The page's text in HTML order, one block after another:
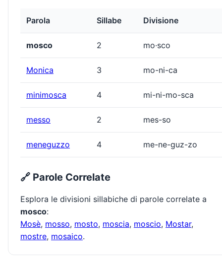
Parola Sillabe Divisione
mosco 2 mo·sco
Monica 3 mo-ni-ca
minimosca 4 mi-ni-mo-sca
messo 2 mes-so
meneguzzo 4 me-ne-guz-zo
🔗 Parole Correlate
Esplora le divisioni sillabiche di parole correlate a
mosco:
Mosè, mosso, mosto, moscia, moscio, Mostar,
mostre, mosaico.